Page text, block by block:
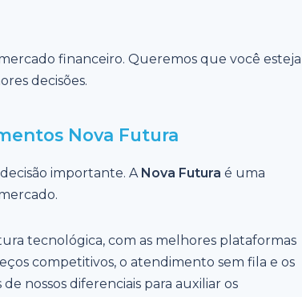
financeiro. Queremos que você esteja
decisões.
Nova Futura
importante. A Nova Futura é uma
tecnológica, com as melhores plataformas
competitivos, o atendimento sem fila e os
nossos diferenciais para auxiliar os